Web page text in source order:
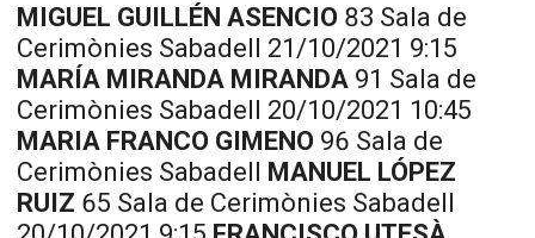
MIGUEL GUILLÉN ASENCIO 83 Sala de
Cerimònies Sabadell 21/10/2021 9:15
MARÍA MIRANDA MIRANDA 91 Sala de
Cerimònies Sabadell 20/10/2021 10:45
MARIA FRANCO GIMENO 96 Sala de
Cerimònies Sabadell MANUEL LÓPEZ
RUIZ 65 Sala de Cerimònies Sabadell